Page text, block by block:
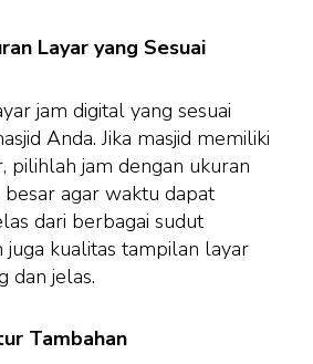
Layar yang Sesuai
jam digital yang sesuai
Anda. Jika masjid memiliki
pilihlah jam dengan ukuran
agar waktu dapat
dari berbagai sudut
juga kualitas tampilan layar
dan jelas.
Tambahan